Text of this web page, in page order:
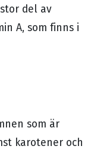
del av
A, som finns i
som är
karotener och